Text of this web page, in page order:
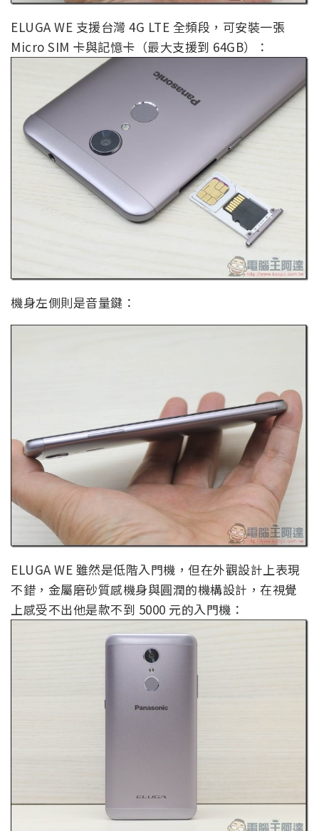
ELUGA WE 支援台灣 4G LTE 全頻段，可安裝一張
Micro SIM 卡與記憶卡（最大支援到 64GB）：
機身左側則是音量鍵：
ELUGA WE 雖然是低階入門機，但在外觀設計上表現
不錯，金屬磨砂質感機身與圓潤的機構設計，在視覺
上感受不出他是款不到 5000 元的入門機：